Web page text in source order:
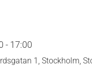
- 17:00
1, Stockholm,